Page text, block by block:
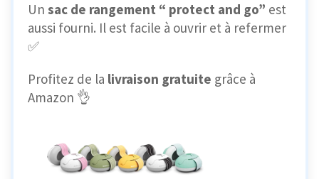
Un sac de rangement “ protect and go” est
aussi fourni. Il est facile à ouvrir et à refermer
✅
Profitez de la livraison gratuite grâce à
Amazon 👌